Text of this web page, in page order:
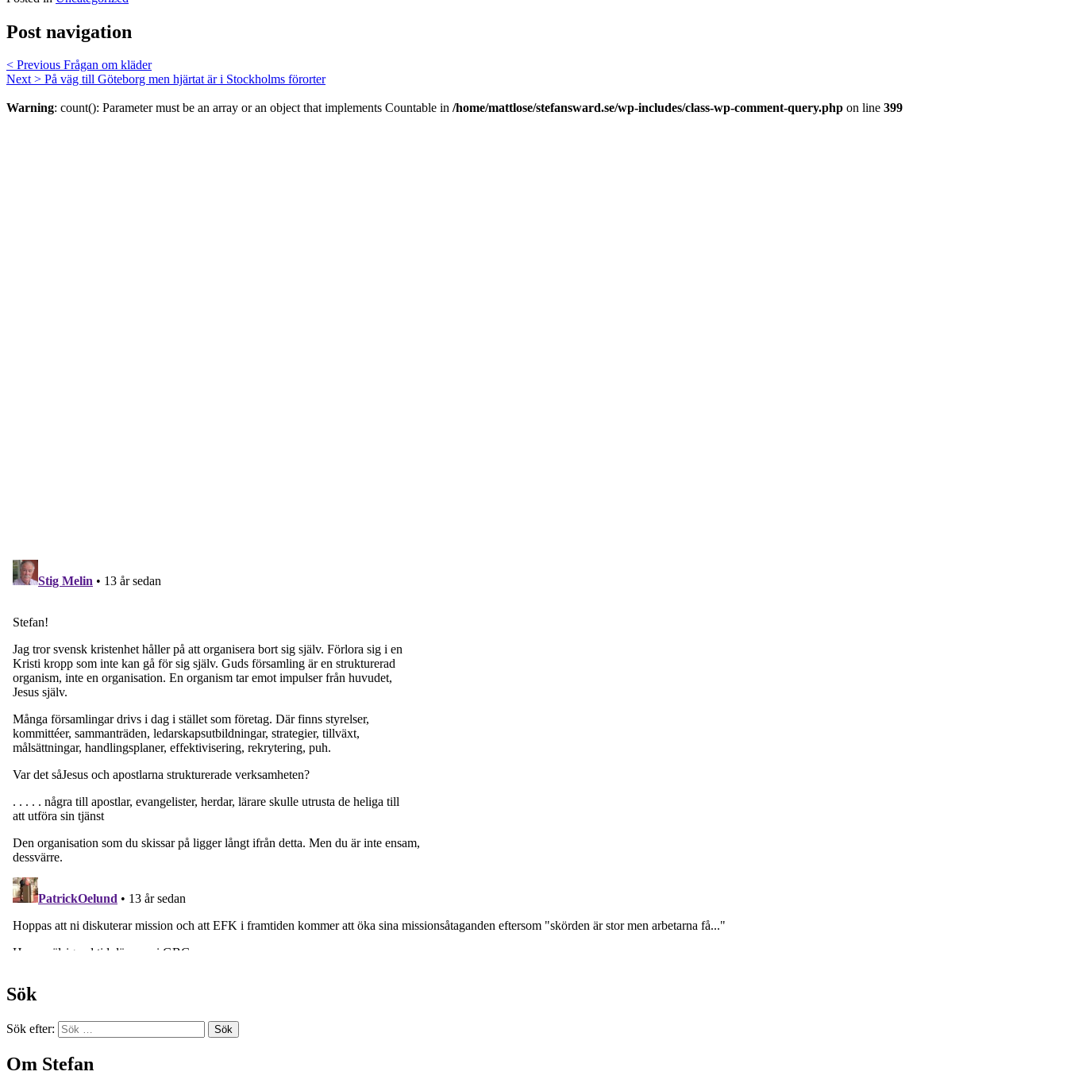
Post navigation
< Previous Frågan om kläder
Next > På väg till Göteborg men hjärtat är i Stockholms förorter
Warning: count(): Parameter must be an array or an object that implements Countable in /home/mattlose/stefansward.se/wp-includes/class-wp-comment-query.php on line 399
Sök
Sök efter:
Om Stefan